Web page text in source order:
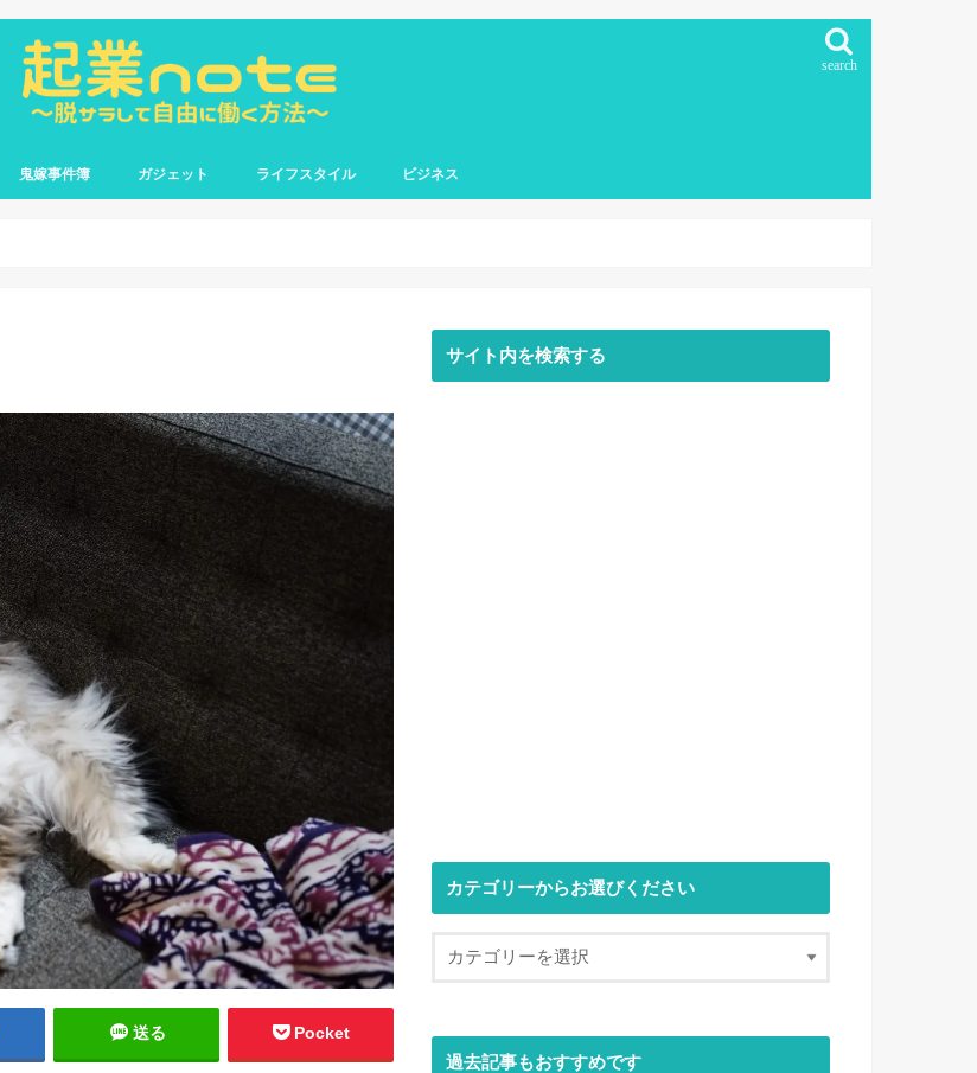
search
鬼嫁事件簿 ガジェット ライフスタイル ビジネス
送る Pocket
サイト内を検索する
カテゴリーからお選びください
過去記事もおすすめです